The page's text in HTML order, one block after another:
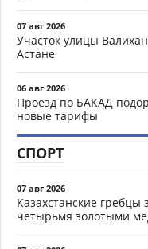
07 авг 2026
Участок улицы
Астане
06 авг 2026
Проезд по БАКАД
новые тарифы
СПОРТ
07 авг 2026
Казахстанские
четырьмя золотыми